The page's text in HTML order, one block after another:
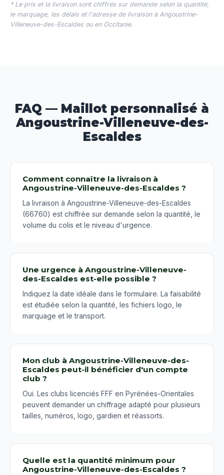
* Le prix et la livraison sont chiffrés sur demande selon la quantité,
le marquage, les délais et l'adresse de livraison à Angoustrine-
Villeneuve-des-Escaldes ou en Occitanie.
FAQ — Maillot personnalisé à
Angoustrine-Villeneuve-des-
Escaldes
Comment connaître la livraison à
Angoustrine-Villeneuve-des-Escaldes ?
La livraison à Angoustrine-Villeneuve-des-Escaldes
(66760) est chiffrée sur demande selon la quantité, le
volume du colis et le niveau d'urgence.
Une urgence à Angoustrine-Villeneuve-
des-Escaldes est-elle possible ?
Indiquez la date idéale dans le formulaire. La faisabilité
est étudiée selon la quantité, les fichiers logo, le
marquage et le transport.
Mon club à Angoustrine-Villeneuve-des-
Escaldes peut-il bénéficier d'un compte
club ?
Oui. Les clubs licenciés FFF en Pyrénées-Orientales
peuvent demander un chiffrage adapté pour plusieurs
tailles, numéros, logo, gardien et réassorts.
Quelle est la quantité minimum pour
Angoustrine-Villeneuve-des-Escaldes ?